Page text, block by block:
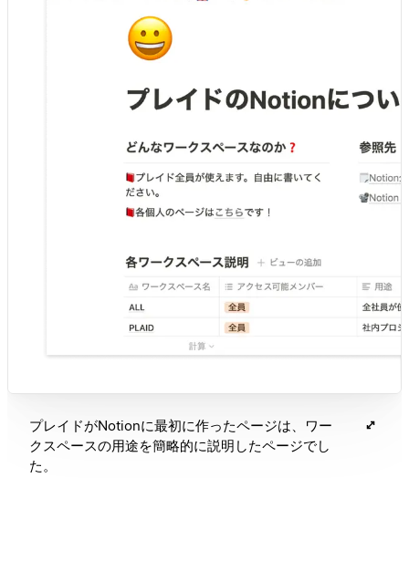
プレイドがNotionに最初に作ったページは、ワー
クスペースの用途を簡略的に説明したページでし
た。